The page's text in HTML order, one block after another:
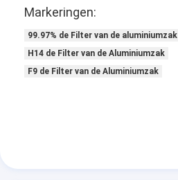
Markeringen:
99.97% de Filter van de aluminiumzak
H14 de Filter van de Aluminiumzak
F9 de Filter van de Aluminiumzak